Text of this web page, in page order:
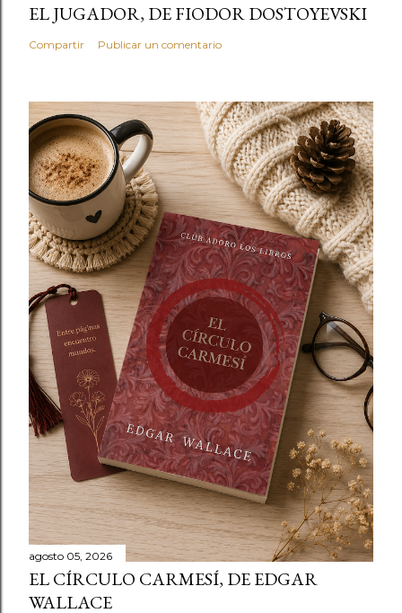
EL JUGADOR, DE FIODOR DOSTOYEVSKI
Compartir Publicar un comentario
agosto 05, 2026
EL CÍRCULO CARMESÍ, DE EDGAR
WALLACE